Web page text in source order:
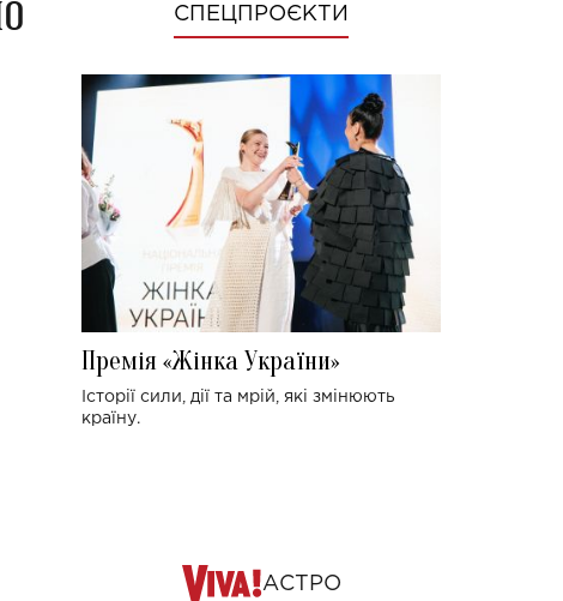
СПЕЦПРОЄКТИ
Премія «Жінка України»
Історії сили, дії та мрій, які змінюють
країну.
АСТРО